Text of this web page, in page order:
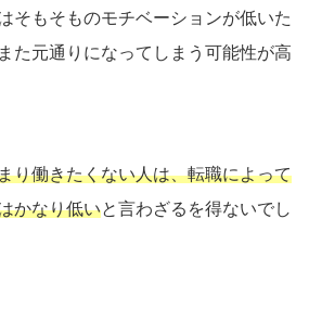
そもそものモチベーションが低いた
た元通りになってしまう可能性が高
り働きたくない人は、転職によって
かなり低いと言わざるを得ないでし